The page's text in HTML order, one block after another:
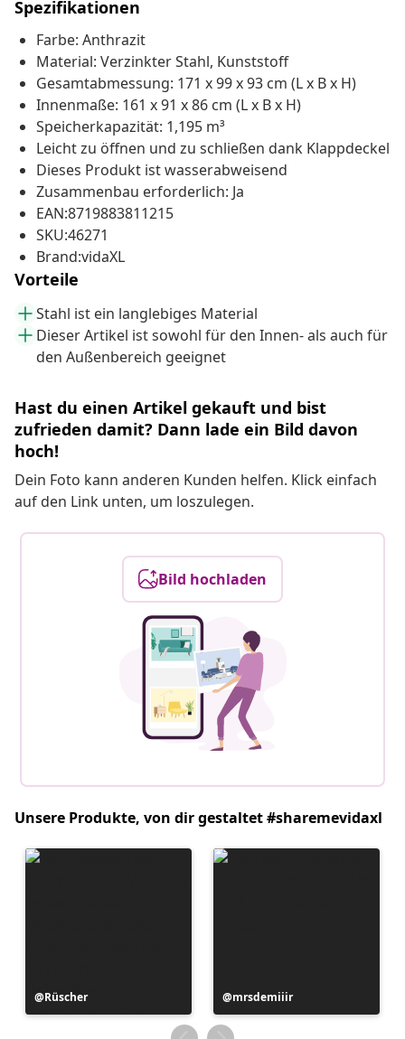
Spezifikationen
Farbe: Anthrazit
Material: Verzinkter Stahl, Kunststoff
Gesamtabmessung: 171 x 99 x 93 cm (L x B x H)
Innenmaße: 161 x 91 x 86 cm (L x B x H)
Speicherkapazität: 1,195 m³
Leicht zu öffnen und zu schließen dank Klappdeckel
Dieses Produkt ist wasserabweisend
Zusammenbau erforderlich: Ja
EAN:8719883811215
SKU:46271
Brand:vidaXL
Vorteile
Stahl ist ein langlebiges Material
Dieser Artikel ist sowohl für den Innen- als auch für
den Außenbereich geeignet
Hast du einen Artikel gekauft und bist
zufrieden damit? Dann lade ein Bild davon
hoch!
Dein Foto kann anderen Kunden helfen. Klick einfach
auf den Link unten, um loszulegen.
Bild hochladen
Unsere Produkte, von dir gestaltet #sharemevidaxl
Beitrag
veröffentlicht
Rüscher
Beitrag
veröffentlicht
von
mrsdemiiir